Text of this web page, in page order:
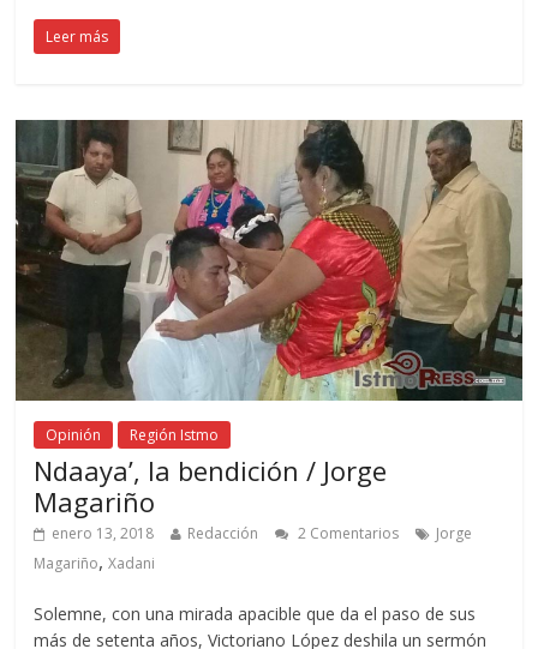
Leer más
Opinión Región Istmo
Ndaaya’, la bendición / Jorge
Magariño
enero 13, 2018 Redacción 2 Comentarios
Jorge
Magariño,Xadani
Solemne, con una mirada apacible que da el paso de sus
más de setenta años, Victoriano López deshila un sermón